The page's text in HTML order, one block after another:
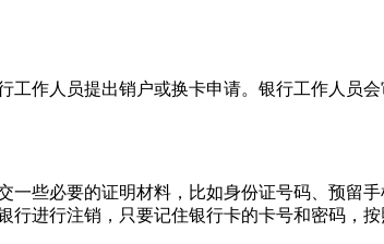
作人员提出销户或换卡申请。银行工作人员
些必要的证明材料，比如身份证号码、预留
进行注销，只要记住银行卡的卡号和密码，按